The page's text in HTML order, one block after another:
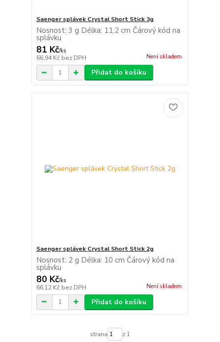
Saenger splávek Crystal Short Stick 3g
Nosnost: 3 g Délka: 11,2 cm Čárový kód na
splávku
81 Kč/ks
66,94 Kč bez DPH Není skladem
Přidat do košíku
Saenger splávek Crystal Short Stick 2g
Nosnost: 2 g Délka: 10 cm Čárový kód na
splávku
80 Kč/ks
66,12 Kč bez DPH Není skladem
Přidat do košíku
strana z 1